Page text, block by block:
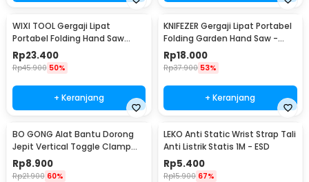
WIXI TOOL Gergaji Lipat
Portabel Folding Hand Saw
39cm - JSZ-002
Rp23.400
Rp45.900 50%
+ Keranjang
KNIFEZER Gergaji Lipat Portabel
Folding Garden Hand Saw -
LA145
Rp18.000
Rp37.900 53%
+ Keranjang
BO GONG Alat Bantu Dorong
Jepit Vertical Toggle Clamp
Hold Down Handle - GH-13009
Rp8.900
Rp21.900 60%
LEKO Anti Static Wrist Strap Tali
Anti Listrik Statis 1M - ESD
Rp5.400
Rp15.900 67%